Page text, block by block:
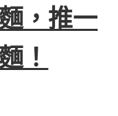
，推一
！